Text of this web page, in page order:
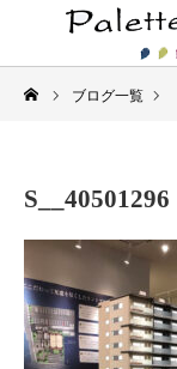
ブログ一覧
S__40501296